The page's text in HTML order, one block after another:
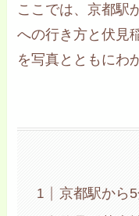
ここでは、京都駅
への行き方と伏見
を写真とともにわ
京都駅から